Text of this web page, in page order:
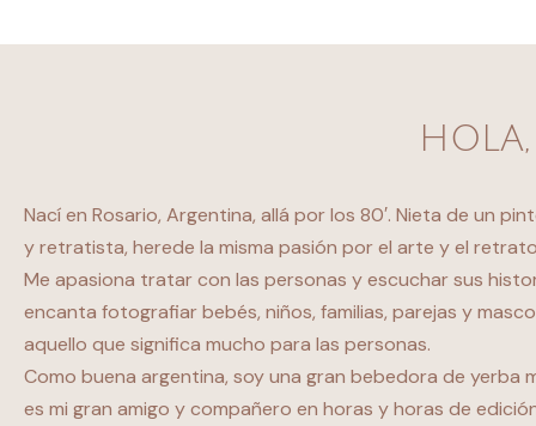
Nací en Rosario, Argentina, allá por los 80′. Nieta de un
y retratista, herede la misma pasión por el arte y el
Me apasiona tratar con las personas y escuchar sus
encanta fotografiar bebés, niños, familias, parejas y
aquello que significa mucho para las personas.
Como buena argentina, soy una gran bebedora de yerba
es mi gran amigo y compañero en horas y horas de